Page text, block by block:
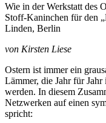
Wie in der Werkstatt des
Stoff-Kaninchen für den
Linden, Berlin
von Kirsten Liese
Ostern ist immer ein
Lämmer, die Jahr für
werden. In diesem
Netzwerken auf einen
spricht: